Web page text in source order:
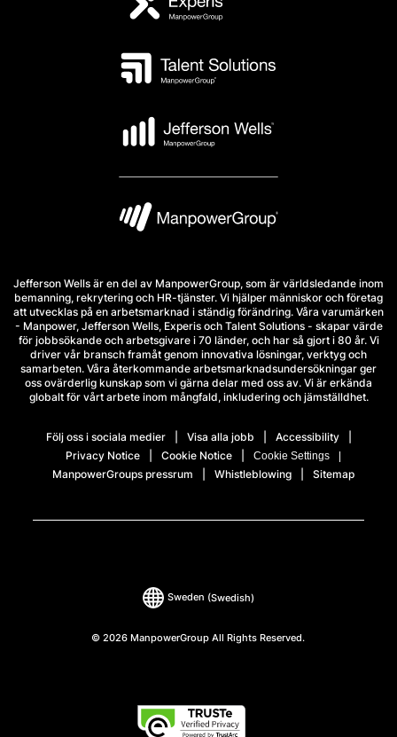
Jefferson Wells är en del av ManpowerGroup, som är världsledande inom
bemanning, rekrytering och HR-tjänster. Vi hjälper människor och företag
att utvecklas på en arbetsmarknad i ständig förändring. Våra varumärken
- Manpower, Jefferson Wells, Experis och Talent Solutions - skapar värde
för jobbsökande och arbetsgivare i 70 länder, och har så gjort i 80 år. Vi
driver vår bransch framåt genom innovativa lösningar, verktyg och
samarbeten. Våra återkommande arbetsmarknadsundersökningar ger
oss ovärderlig kunskap som vi gärna delar med oss av. Vi är erkända
globalt för vårt arbete inom mångfald, inkludering och jämställdhet.
Följ oss i sociala medier Visa alla jobb
Accessibility
Privacy Notice
Cookie Notice Cookie Settings
ManpowerGroups pressrum Whistleblowing Sitemap
© 2026 ManpowerGroup All Rights Reserved.
Sweden (Swedish)